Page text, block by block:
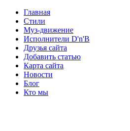
Главная
Стили
Муз-движение
Исполнители D'n'B
Друзья сайта
Добавить статью
Карта сайта
Новости
Блог
Кто мы